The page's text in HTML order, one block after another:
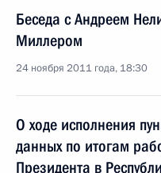
Беседа с Андреем
Миллером
24 ноября 2011 года, 18:30
О ходе исполнения
данных по итогам
Президента в